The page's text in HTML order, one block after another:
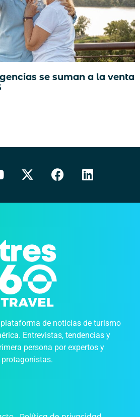
se suman a la venta
de noticias de turismo
Entrevistas, tendencias y
persona por expertos y
protagonistas.